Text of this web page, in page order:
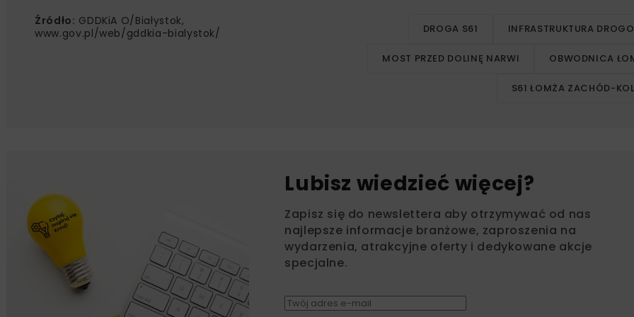
Źródło: GDDKiA O/Białystok,
www.gov.pl/web/gddkia-bialystok/
DROGA S61 INFRASTRUKTURA
MOST PRZED DOLINĘ NARWI OBWODNICA
S61 ŁOMŻA ZACHÓD-
Lubisz wiedzieć więcej?
Zapisz się do newslettera aby otrzymywać od nas
najlepsze informacje branżowe, zaproszenia na
wydarzenia, atrakcyjne oferty i dedykowane akcje
specjalne.